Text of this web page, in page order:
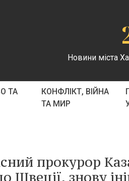
Новини міста
ТА
КОНФЛІКТ, ВІЙНА
ТА МИР
прокурор
Швеції, знову